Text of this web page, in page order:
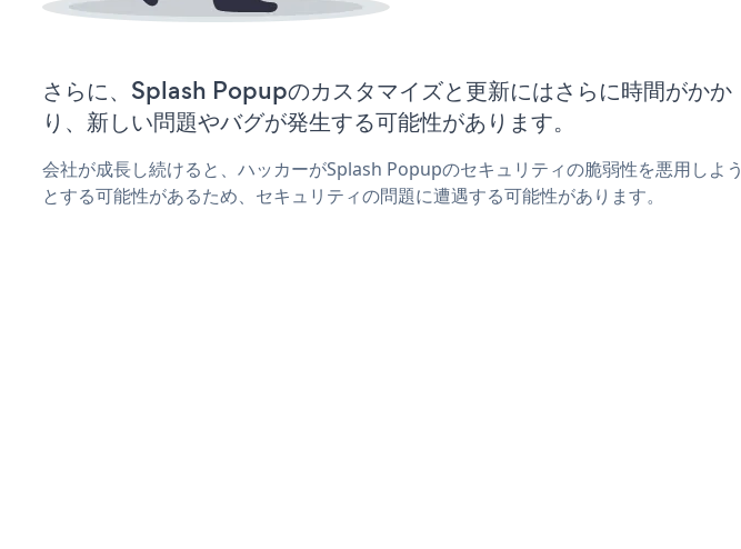
さらに、Splash Popupのカスタマイズと更新にはさらに時間がかか
り、新しい問題やバグが発生する可能性があります。
会社が成長し続けると、ハッカーがSplash Popupのセキュリティの脆弱性を悪用しよう
とする可能性があるため、セキュリティの問題に遭遇する可能性があります。